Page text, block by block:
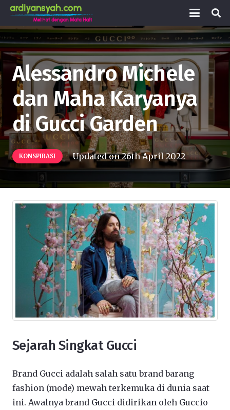
Alessandro Michele
dan Maha Karyanya
di Gucci Garden
KONSPIRASI Updated on26th April 2022
Sejarah Singkat Gucci
Brand Gucci adalah salah satu brand barang
fashion (mode) mewah terkemuka di dunia saat
ini. Awalnya brand Gucci didirikan oleh Guccio